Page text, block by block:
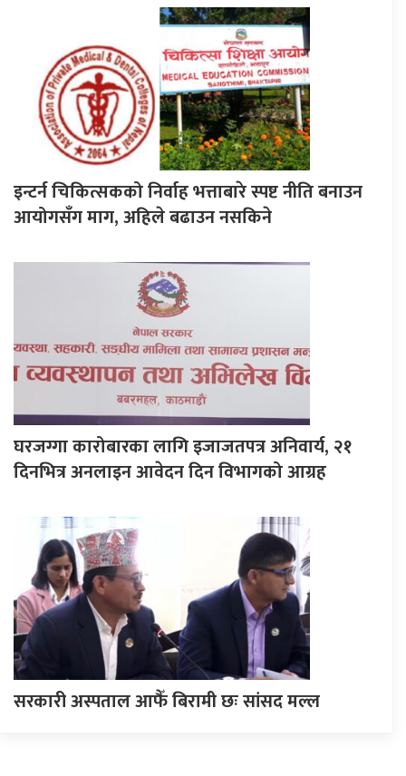
इन्टर्न चिकित्सकको निर्वाह भत्ताबारे स्पष्ट नीति बनाउन
आयोगसँग माग, अहिले बढाउन नसकिने
घरजग्गा कारोबारका लागि इजाजतपत्र अनिवार्य, २१
दिनभित्र अनलाइन आवेदन दिन विभागको आग्रह
सरकारी अस्पताल आफैँ बिरामी छः सांसद मल्ल